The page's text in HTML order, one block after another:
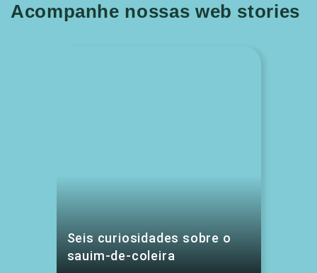
Acompanhe nossas web stories
Seis curiosidades sobre o
sauim-de-coleira